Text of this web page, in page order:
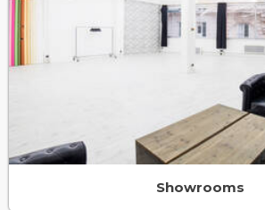
Showrooms